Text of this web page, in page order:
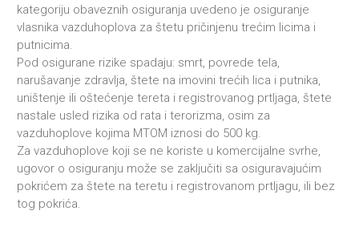
kategoriju obaveznih osiguranja uvedeno je osiguranje
vlasnika vazduhoplova za štetu pričinjenu trećim licima i
putnicima.
Pod osigurane rizike spadaju: smrt, povrede tela,
narušavanje zdravlja, štete na imovini trećih lica i putnika,
uništenje ili oštećenje tereta i registrovanog prtljaga, štete
nastale usled rizika od rata i terorizma, osim za
vazduhoplove kojima MTOM iznosi do 500 kg.
Za vazduhoplove koji se ne koriste u komercijalne svrhe,
ugovor o osiguranju može se zaključiti sa osiguravajućim
pokrićem za štete na teretu i registrovanom prtljagu, ili bez
tog pokrića.